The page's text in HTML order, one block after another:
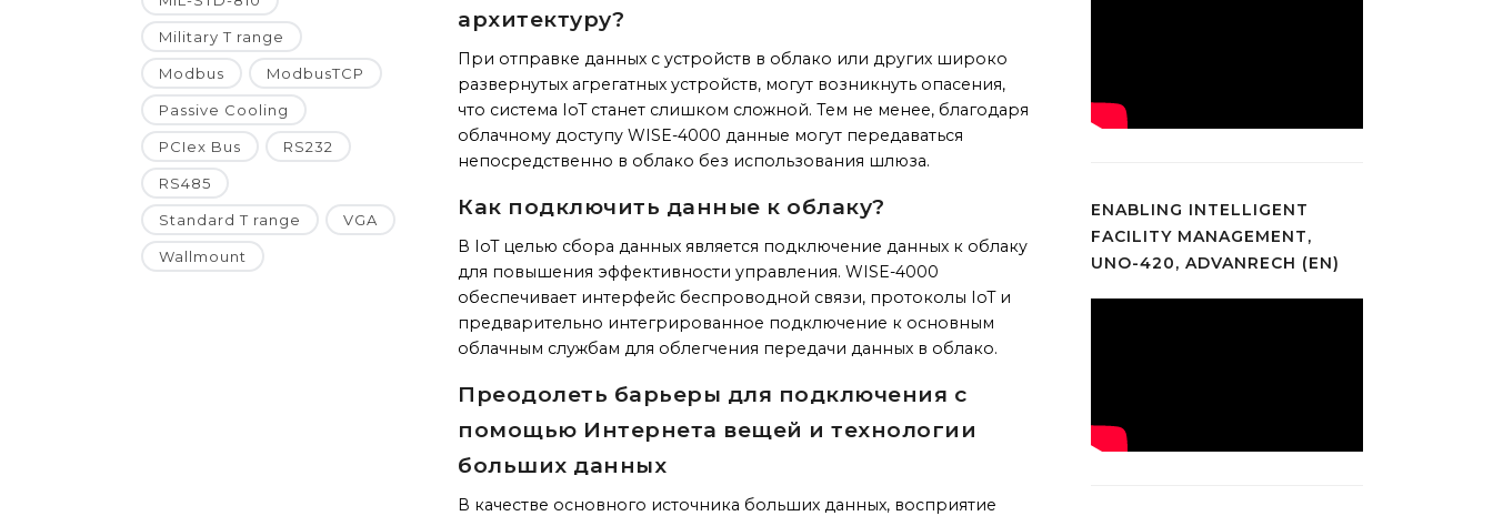
Military T range
Modbus ModbusTCP
Passive Cooling
PCIex Bus RS232
RS485
Standard T range VGA
Wallmount
архитектуру?
При отправке данных с устройств в облако или других широко
развернутых агрегатных устройств, могут возникнуть опасения,
что система IoT станет слишком сложной. Тем не менее, благодаря
облачному доступу WISE-4000 данные могут передаваться
непосредственно в облако без использования шлюза.
Как подключить данные к облаку?
В IoT целью сбора данных является подключение данных к облаку
для повышения эффективности управления. WISE-4000
обеспечивает интерфейс беспроводной связи, протоколы IoT и
предварительно интегрированное подключение к основным
облачным службам для облегчения передачи данных в облако.
Преодолеть барьеры для подключения с
помощью Интернета вещей и технологии
больших данных
В качестве основного источника больших данных, восприятие
ENABLING INTELLIGENT
FACILITY MANAGEMENT,
UNO-420, ADVANRECH (EN)